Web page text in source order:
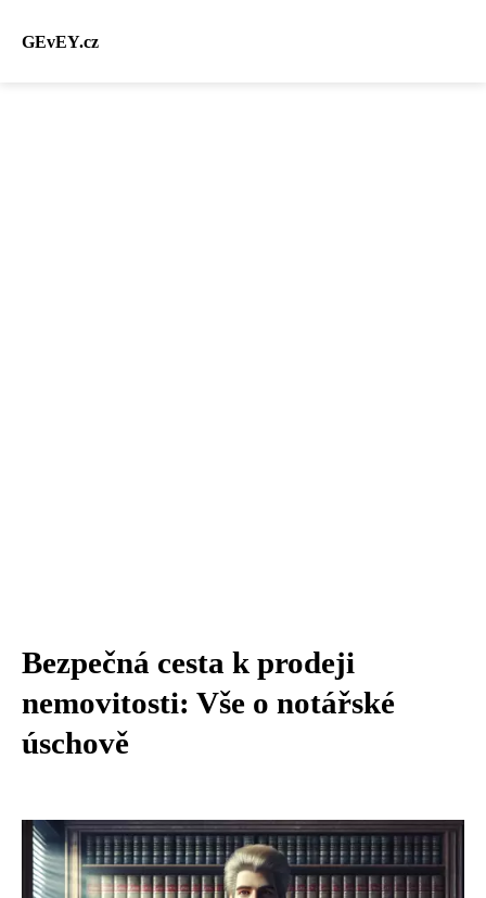
GEvEY.cz
Bezpečná cesta k prodeji
nemovitosti: Vše o notářské
úschově